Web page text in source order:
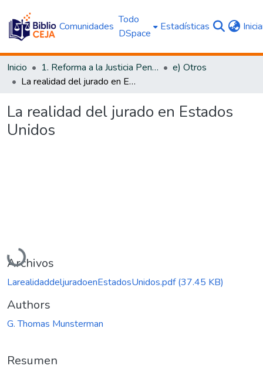
Comunidades
Todo
DSpace
Estadísticas
Inicio 1. Reforma a la Justicia Penal
e) Otros
La realidad del jurado en Estados Unidos
La realidad del jurado en Estados
Unidos
Cargando...
Archivos
LarealidaddeljuradoenEstadosUnidos.pdf(37.45 KB)
Authors
G. Thomas Munsterman
Resumen